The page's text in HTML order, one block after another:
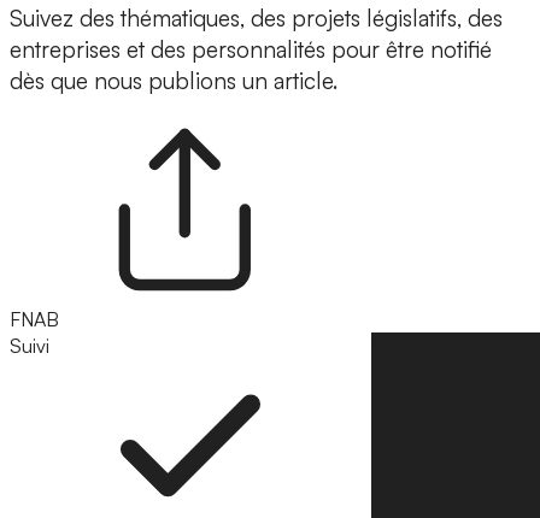
Suivez des thématiques, des projets législatifs, des
entreprises et des personnalités pour être notifié
dès que nous publions un article.
FNAB
Suivi